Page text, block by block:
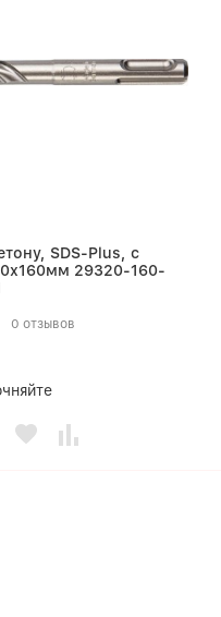
SDS-Plus, с
29320-160-
0 отзывов